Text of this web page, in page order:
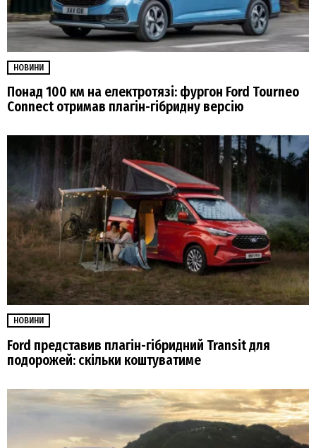
НОВИНИ
Понад 100 км на електротязі: фургон Ford Tourneo
Connect отримав плагін-гібридну версію
НОВИНИ
Ford представив плагін-гібридний Transit для
подорожей: скільки коштуватиме